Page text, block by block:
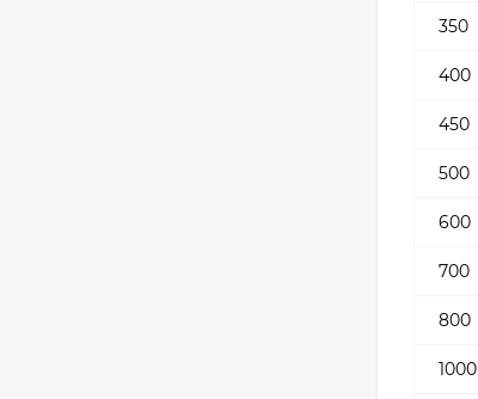
350
400
450
500
600
700
800
1000